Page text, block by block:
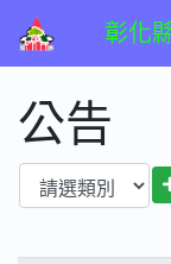
彰化
公告